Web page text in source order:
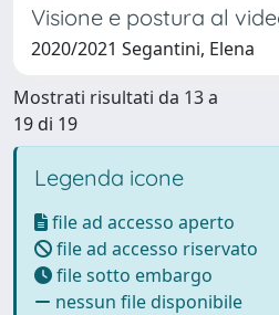
Visione e postura al
2020/2021 Segantini, Elena
Mostrati risultati da 13 a
19 di 19
Legenda icone
file ad accesso aperto
file ad accesso riservato
file sotto embargo
nessun file disponibile